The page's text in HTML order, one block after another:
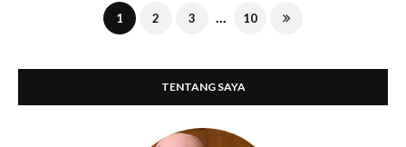
1 2 3 ... 10
TENTANG SAYA